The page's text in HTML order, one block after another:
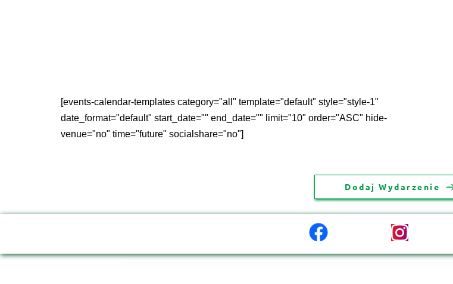
[events-calendar-templates category="all" template="default" style="style-1"
date_format="default" start_date="" end_date="" limit="10" order="ASC" hide-
venue="no" time="future" socialshare="no"]
Dodaj Wydarzenie